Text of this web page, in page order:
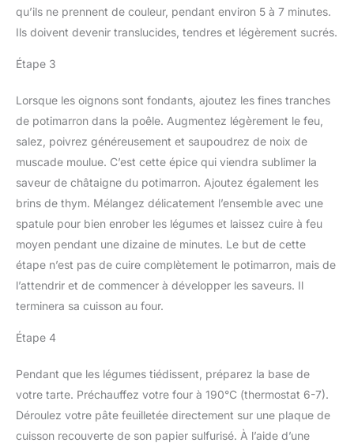
qu’ils ne prennent de couleur, pendant environ 5 à 7 minutes.
Ils doivent devenir translucides, tendres et légèrement sucrés.
Étape 3
Lorsque les oignons sont fondants, ajoutez les fines tranches
de potimarron dans la poêle. Augmentez légèrement le feu,
salez, poivrez généreusement et saupoudrez de noix de
muscade moulue. C’est cette épice qui viendra sublimer la
saveur de châtaigne du potimarron. Ajoutez également les
brins de thym. Mélangez délicatement l’ensemble avec une
spatule pour bien enrober les légumes et laissez cuire à feu
moyen pendant une dizaine de minutes. Le but de cette
étape n’est pas de cuire complètement le potimarron, mais de
l’attendrir et de commencer à développer les saveurs. Il
terminera sa cuisson au four.
Étape 4
Pendant que les légumes tiédissent, préparez la base de
votre tarte. Préchauffez votre four à 190°C (thermostat 6-7).
Déroulez votre pâte feuilletée directement sur une plaque de
cuisson recouverte de son papier sulfurisé. À l’aide d’une